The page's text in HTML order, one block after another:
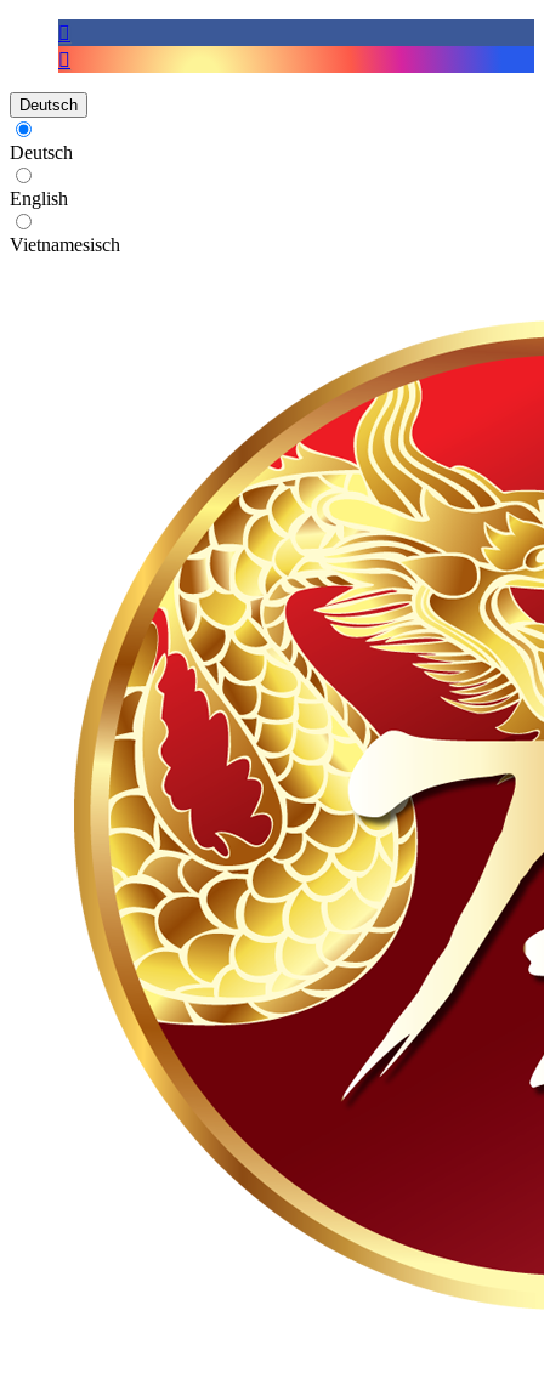
Deutsch
Deutsch
English
Vietnamesisch